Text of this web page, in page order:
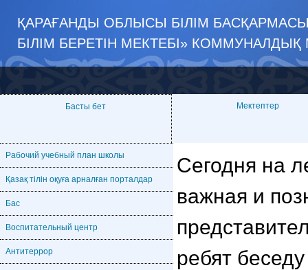
ҚАРАҒАНДЫ ОБЛЫСЫ БІЛІМ
БІЛІМ БЕРЕТІН МЕКТЕБІ»
Басты бет Мектептер
Рабочий учебный план школы
Қазақ тілін оқуға арналған порталдар
Бас
Воспитательный центр
Антитеррор
Сегодня на
важная и
ребят